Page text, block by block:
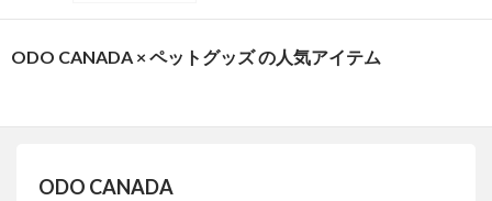
ODO CANADA × ペットグッズ の人気アイテム
ODO CANADA